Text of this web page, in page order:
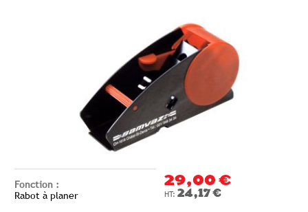
Fonction :
Rabot à planer
29,00 €
24,17 €